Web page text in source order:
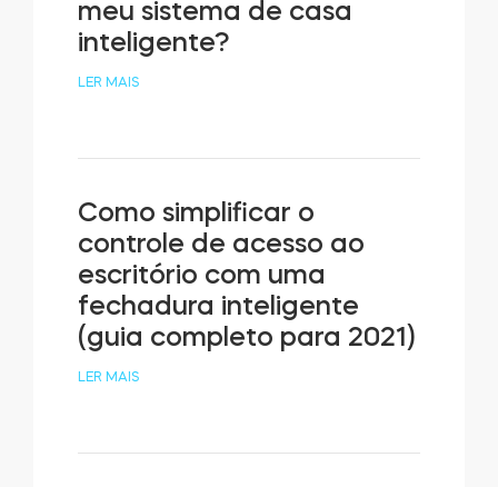
meu sistema de casa
inteligente?
LER MAIS
Como simplificar o
controle de acesso ao
escritório com uma
fechadura inteligente
(guia completo para 2021)
LER MAIS